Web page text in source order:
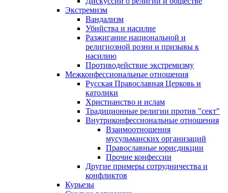
Экстремизм
Вандализм
Убийства и насилие
Разжигание национальной и
религиозной розни и призывы к
насилию
Противодействие экстремизму
Межконфессиональные отношения
Русская Православная Церковь и
католики
Христианство и ислам
Традиционные религии против "сект"
Внутриконфессиональные отношения
Взаимоотношения
мусульманских организаций
Православные юрисдикции
Прочие конфессии
Другие примеры сотрудничества и
конфликтов
Курьезы